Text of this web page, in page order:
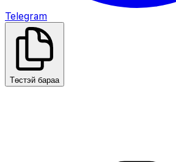
Telegram
Төстэй бараа